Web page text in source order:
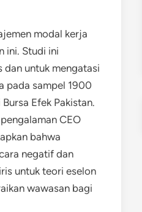
modal kerja
ini. Studi ini
dan untuk mengatasi
pada sampel 1900
Efek Pakistan.
CEO
bahwa
negatif dan
untuk teori eselon
wawasan bagi